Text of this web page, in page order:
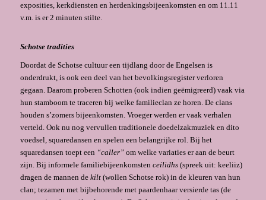
exposities, kerkdiensten en herdenkingsbijeenkomsten en om 11.11
v.m. is er 2 minuten stilte.
Schotse tradities
Doordat de Schotse cultuur een tijdlang door de Engelsen is
onderdrukt, is ook een deel van het bevolkingsregister verloren
gegaan. Daarom proberen Schotten (ook in­dien geëmigreerd) vaak via
hun stamboom te traceren bij welke familieclan ze horen. De clans
houden s’zomers bijeenkom­sten. Vroeger werden er vaak verhalen
verteld. Ook nu nog vervullen traditionele doedelzakmu­ziek en dito
voedsel, squaredansen en spelen een belangrijke rol. Bij het
squaredansen toept een “caller” om welke variaties er aan de beurt
zijn. Bij informele familiebijeenkomsten ceilidhs(spreek uit: keeliiz)
dragen de mannen de kilt(wollen Schotse rok) in de kleuren van hun
clan; tezamen met bijbehorende met paarden­haar versierde tas (de